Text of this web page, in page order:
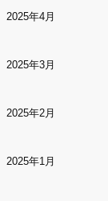
2025年4月
2025年3月
2025年2月
2025年1月